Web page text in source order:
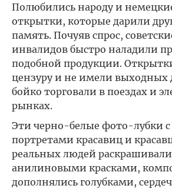
Полюбились народу и
открытки, которые дарили
память. Почуяв спрос,
инвалидов быстро наладили
подобной продукции.
цензуру и не имели
бойко торговали в поездах и
рынках.
Эти черно-белые фото-лубки
портретами красавиц и
реальных людей
анилиновыми красками,
дополнялись голубками,